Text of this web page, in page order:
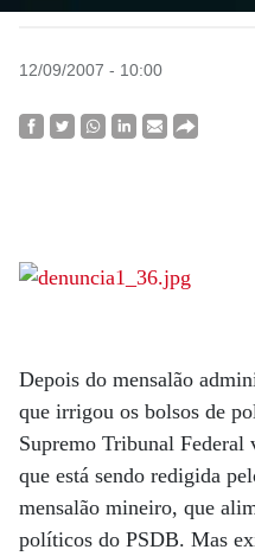
12/09/2007 - 10:00
Depois do mensalão
que irrigou os bolsos de
Supremo Tribunal Federal
que está sendo redigida
mensalão mineiro, que
políticos do PSDB. Mas